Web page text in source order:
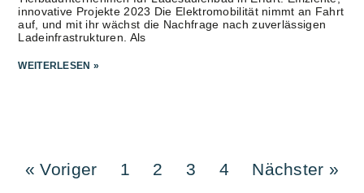
innovative Projekte 2023 Die Elektromobilität nimmt an Fahrt
auf, und mit ihr wächst die Nachfrage nach zuverlässigen
Ladeinfrastrukturen. Als
WEITERLESEN »
« Voriger 1 2 3 4 Nächster »